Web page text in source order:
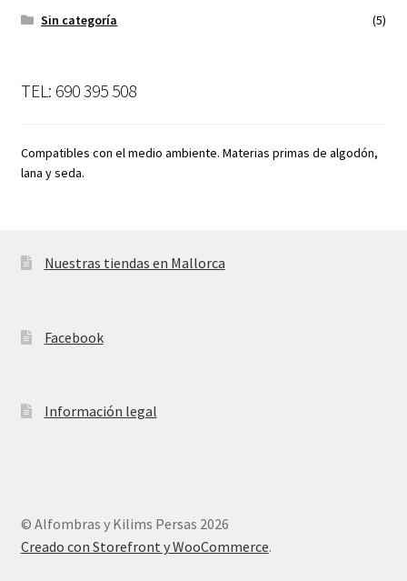
Sin categoría
(5)
TEL: 690 395 508
Compatibles con el medio ambiente. Materias primas de algodón,
lana y seda.
Nuestras tiendas en Mallorca
Facebook
Información legal
© Alfombras y Kilims Persas 2026
Creado con Storefront y WooCommerce.